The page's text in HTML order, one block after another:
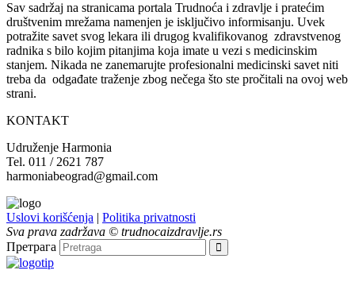
Sav sadržaj na stranicama portala Trudnoća i zdravlje i pratećim
društvenim mrežama namenjen je isključivo informisanju. Uvek
potražite savet svog lekara ili drugog kvalifikovanog zdravstvenog
radnika s bilo kojim pitanjima koja imate u vezi s medicinskim
stanjem. Nikada ne zanemarujte profesionalni medicinski savet niti
treba da odgađate traženje zbog nečega što ste pročitali na ovoj web
strani.
KONTAKT
Udruženje Harmonia
Tel. 011 / 2621 787
harmoniabeograd@gmail.com
Uslovi korišćenja | Politika privatnosti
Sva prava zadržava © trudnocaizdravlje.rs
Претрага